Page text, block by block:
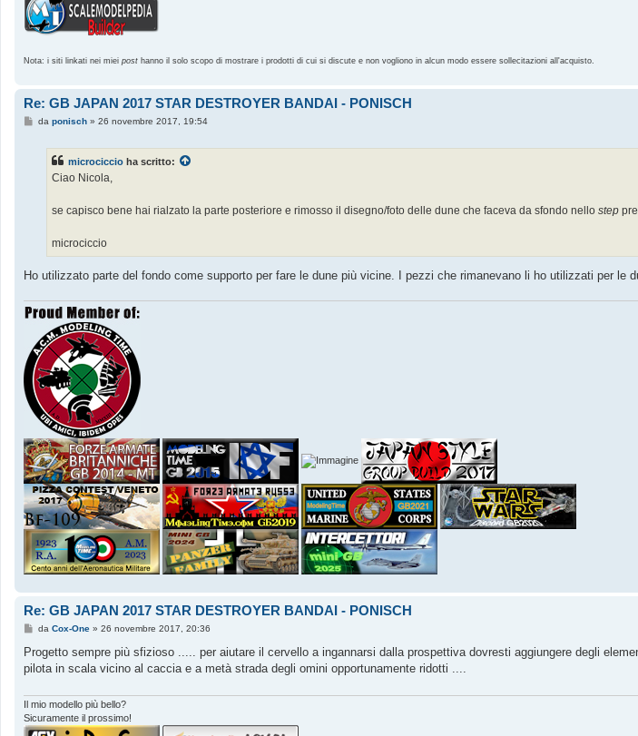
Nota: i siti linkati nei miei post hanno il solo scopo di mostrare i prodotti di cui si discute e non vogliono in alcun modo essere sollecitazioni all'acquisto.
Re: GB JAPAN 2017 STAR DESTROYER BANDAI - PONISCH
Mda ponisch» 26 novembre 2017, 19:54
microciccio ha scritto:
Ciao Nicola,
se capisco bene hai rialzato la parte posteriore e rimosso il disegno/foto delle dune che faceva da sfondo nello step
microciccio
Ho utilizzato parte del fondo come supporto per fare le dune più vicine. I pezzi che rimanevano li ho utilizzati per le
Re: GB JAPAN 2017 STAR DESTROYER BANDAI - PONISCH
M
s
a
i
o
da Cox-One» 26 novembre 2017, 20:36
Progetto sempre più sfizioso ..... per aiutare il cervello a ingannarsi dalla prospettiva dovresti aggiungere degli
pilota in scala vicino al caccia e a metà strada degli omini opportunamente ridotti ....
Il mio modello più bello?
Sicuramente il prossimo!